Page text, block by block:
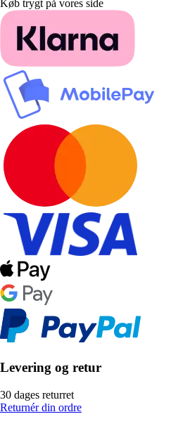
Køb trygt på vores side
Levering og retur
30 dages returret
Returnér din ordre